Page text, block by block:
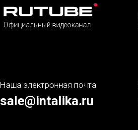
Официальный видеоканал
Наша электронная почта
sale@intalika.ru